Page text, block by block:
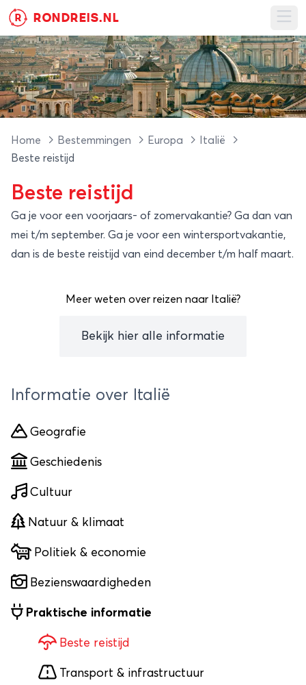
R RONDREIS.NL
Home Bestemmingen Europa
Italië
Beste reistijd
Beste reistijd
Ga je voor een voorjaars- of zomervakantie? Ga dan van
mei t/m september. Ga je voor een wintersportvakantie,
dan is de beste reistijd van eind december t/m half maart.
Meer weten over reizen naar Italië?
Bekijk hier alle informatie
Informatie over Italië
Geografie
Geschiedenis
Cultuur
Natuur & klimaat
Politiek & economie
Bezienswaardigheden
Praktische informatie
Beste reistijd
Transport & infrastructuur